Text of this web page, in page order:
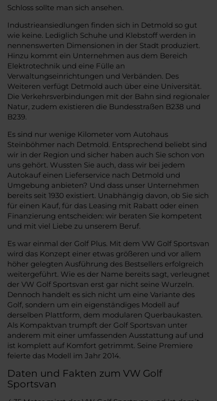
Schloss sollte man sich ansehen.
Industrieansiedlungen finden sich in Detmold so gut
wie keine. Lediglich Schuhe und Klebstoff werden in
nennenswerten Dimensionen in der Stadt produziert.
Hinzu kommt ein Unternehmen aus dem Bereich
Elektrotechnik und eine Fülle an
Verwaltungseinrichtungen und Verbänden. Des
Weiteren verfügt Detmold auch über eine Universität.
Die Verkehrsverbindungen mit der Bahn sind regionaler
Natur, zudem existieren die Bundesstraßen B238 und
B239.
Es sind nur wenige Kilometer vom Autohaus
Steinböhmer nach Detmold. Entsprechend beliebt sind
wir in der Region und sicher haben auch Sie schon von
uns gehört. Wussten Sie auch, dass wir bei jedem
Autokauf einen Lieferservice nach Detmold und
Umgebung anbieten? Und dass unser Unternehmen
bereits seit 1930 existiert. Unabhängig davon, ob Sie sich
für einen Kauf, für das Leasing mit Rabatt oder einen
Finanzierung entscheiden: wir beraten Sie kompetent
und mit viel Liebe zu unserem Beruf.
Es war einmal der Golf Plus. Mit dem VW Golf Sportsvan
wird das Konzept einer etwas größeren und vor allem
höher gelegten Ausführung des Bestsellers erfolgreich
weitergeführt. Wie es der Name bereits sagt, verleugnet
der VW Golf Sportsvan erst gar nicht seine Wurzeln.
Dennoch handelt es sich nicht um eine Variante des
Golf, sondern um ein eigenständiges Modell auf
derselben Plattform, dem modularen Querbaukasten.
Als Kompaktvan trumpft der Golf Sportsvan unter
anderem mit einer umfassenden Ausstattung auf und
ist komplett auf Komfort getrimmt. Seine Premiere
feierte das Modell im Jahr 2014.
Daten und Fakten zum VW Golf
Sportsvan